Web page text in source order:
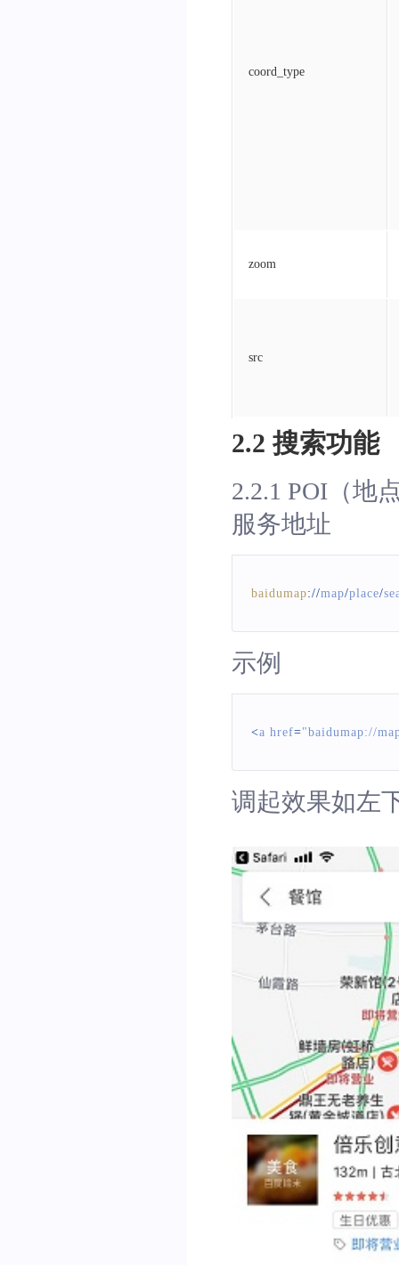
coord_type
zoom
src
2.2 搜索功能
2.2.1 POI（地
服务地址
baidumap://map/place/
示例
<a href="baidumap://
调起效果如左